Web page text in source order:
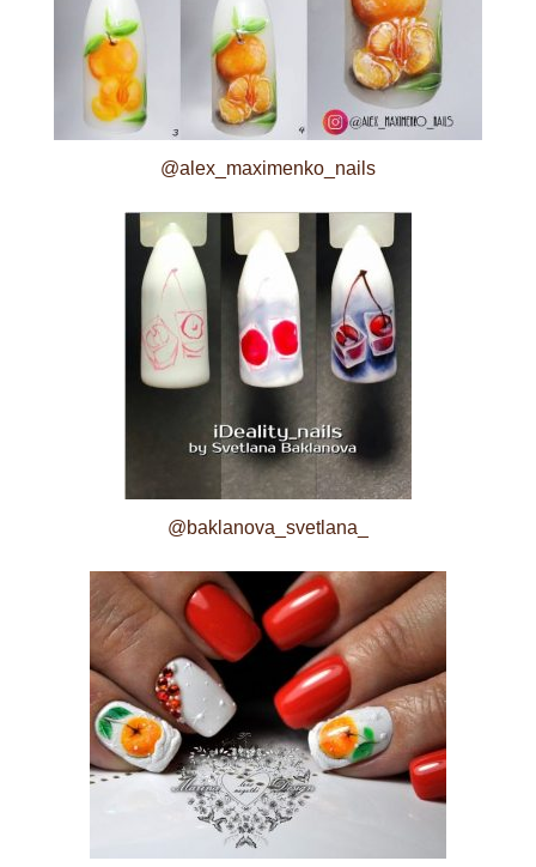
@alex_maximenko_nails
@baklanova_svetlana_